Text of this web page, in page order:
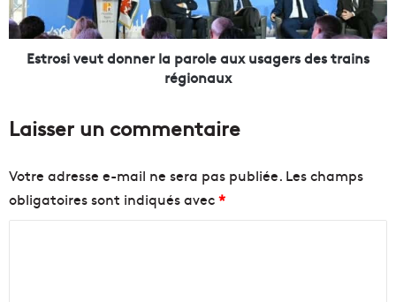
c
o
t
C
a
s
v
e
n
e
r
l
a
Estrosi veut donner la parole aux usagers des trains
régionaux
Laisser un commentaire
Votre adresse e-mail ne sera pas publiée. Les champs
obligatoires sont indiqués avec*